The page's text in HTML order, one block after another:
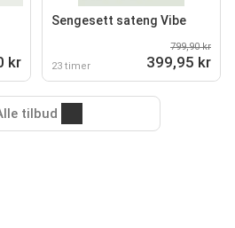
kr
Sengesett sateng Vibe
23 timer
799,90 kr
399,95 kr
tilbud